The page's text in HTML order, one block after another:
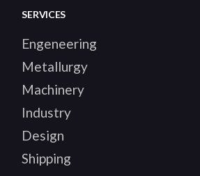
SERVICES
Engeneering
Metallurgy
Machinery
Industry
Design
Shipping